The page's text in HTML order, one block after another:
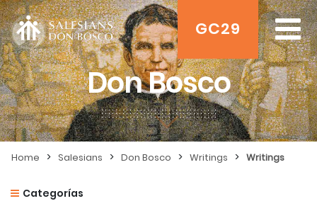
GC29
Don Bosco
Home > Salesians > Don Bosco > Writings > Writings
Categorías